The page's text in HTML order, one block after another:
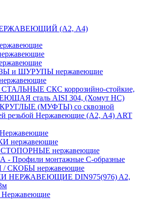
(А2, А4)
и ШУРУПЫ нержавеющие
СКС коррозийно-стойкие,
сталь AISI 304, (Хомут НС)
(МУФТЫ) со сквозной
резьбой Нержавеющие (А2, А4) ART
нержавеющие
нержавеющие
- Профили монтажные С-образные
СКОБЫ нержавеющие
НЕРЖАВЕЮЩИЕ DIN975(976) A2,